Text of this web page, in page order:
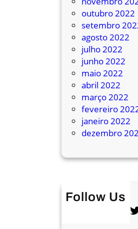
outubro 2022
setembro
agosto 2022
julho 2022
junho 2022
maio 2022
abril 2022
março 2022
fevereiro
janeiro 2022
dezembro
Follow Us
Twitter